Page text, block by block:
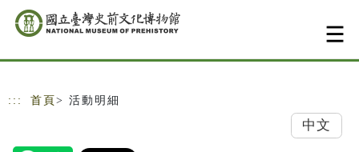
跳到主要內容
網站導覽
::: 首頁 > 活動明細
中文